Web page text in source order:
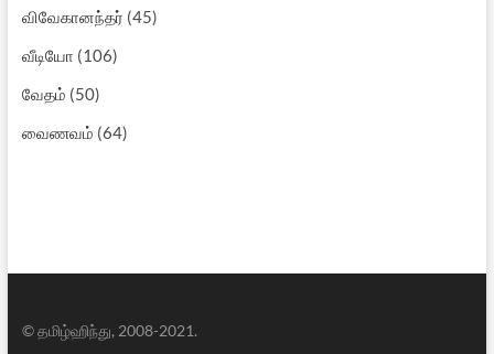
விவேகானந்தர் (45)
வீடியோ (106)
வேதம் (50)
வைணவம் (64)
© தமிழ்ஹிந்து, 2008-2021.